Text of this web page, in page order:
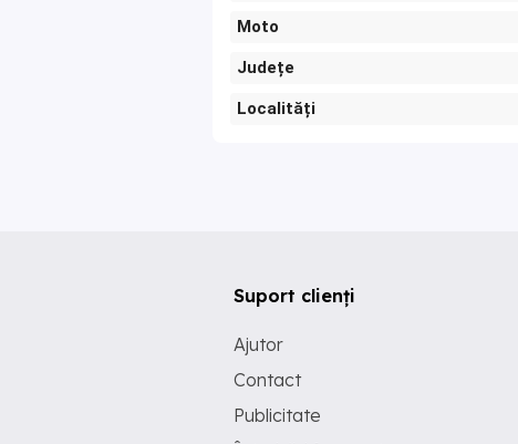
Moto
Județe
Localități
Suport clienți
Ajutor
Contact
Publicitate